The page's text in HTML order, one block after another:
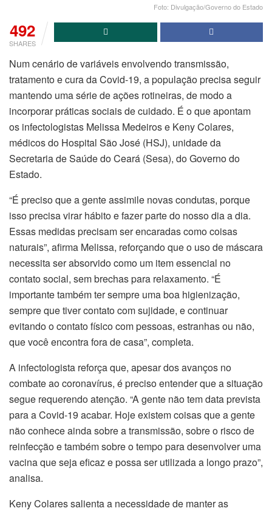
Foto: Divulgação/Governo do Estado
492
SHARES
Num cenário de variáveis envolvendo transmissão,
tratamento e cura da Covid-19, a população precisa seguir
mantendo uma série de ações rotineiras, de modo a
incorporar práticas sociais de cuidado. É o que apontam
os infectologistas Melissa Medeiros e Keny Colares,
médicos do Hospital São José (HSJ), unidade da
Secretaria de Saúde do Ceará (Sesa), do Governo do
Estado.
“É preciso que a gente assimile novas condutas, porque
isso precisa virar hábito e fazer parte do nosso dia a dia.
Essas medidas precisam ser encaradas como coisas
naturais”, afirma Melissa, reforçando que o uso de máscara
necessita ser absorvido como um item essencial no
contato social, sem brechas para relaxamento. “É
importante também ter sempre uma boa higienização,
sempre que tiver contato com sujidade, e continuar
evitando o contato físico com pessoas, estranhas ou não,
que você encontra fora de casa”, completa.
A infectologista reforça que, apesar dos avanços no
combate ao coronavírus, é preciso entender que a situação
segue requerendo atenção. “A gente não tem data prevista
para a Covid-19 acabar. Hoje existem coisas que a gente
não conhece ainda sobre a transmissão, sobre o risco de
reinfecção e também sobre o tempo para desenvolver uma
vacina que seja eficaz e possa ser utilizada a longo prazo”,
analisa.
Keny Colares salienta a necessidade de manter as